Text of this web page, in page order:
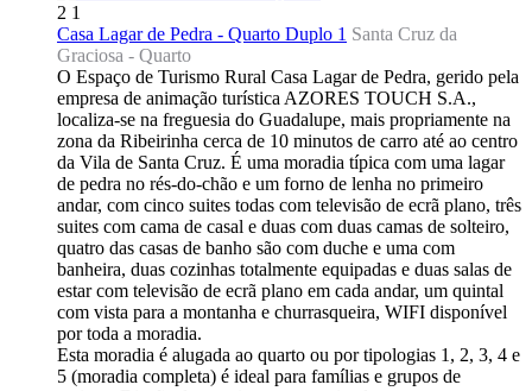
2 1
Casa Lagar de Pedra - Quarto Duplo 1 Santa Cruz da
Graciosa - Quarto
O Espaço de Turismo Rural Casa Lagar de Pedra, gerido pela
empresa de animação turística AZORES TOUCH S.A.,
localiza-se na freguesia do Guadalupe, mais propriamente na
zona da Ribeirinha cerca de 10 minutos de carro até ao centro
da Vila de Santa Cruz. É uma moradia típica com uma lagar
de pedra no rés-do-chão e um forno de lenha no primeiro
andar, com cinco suites todas com televisão de ecrã plano, três
suites com cama de casal e duas com duas camas de solteiro,
quatro das casas de banho são com duche e uma com
banheira, duas cozinhas totalmente equipadas e duas salas de
estar com televisão de ecrã plano em cada andar, um quintal
com vista para a montanha e churrasqueira, WIFI disponível
por toda a moradia.
Esta moradia é alugada ao quarto ou por tipologias 1, 2, 3, 4 e
5 (moradia completa) é ideal para famílias e grupos de